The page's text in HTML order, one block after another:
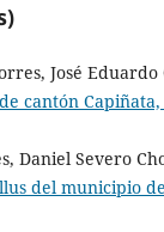
José Eduardo
cantón
Daniel Severo
del municipio